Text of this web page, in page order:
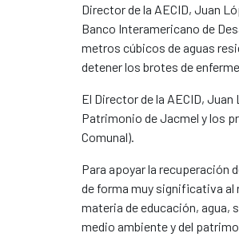
Director de la AECID, Juan
Banco Interamericano de
metros cúbicos de aguas
detener los brotes de
El Director de la AECID,
Patrimonio de Jacmel y los
Comunal).
Para apoyar la recuperación
de forma muy significativa
materia de educación,
medio ambiente y del